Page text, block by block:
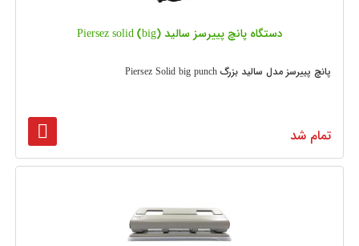
دستگاه پانچ پییرسز سالید (Piersez solid (big
پانچ پییرسز مدل سالید بزرگ Piersez Solid big punch
تمام شد